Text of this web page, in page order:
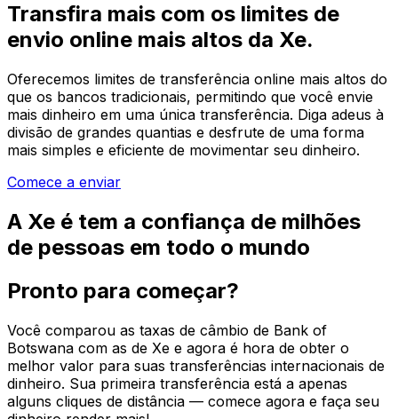
Transfira mais com os limites de
envio online mais altos da Xe.
Oferecemos limites de transferência online mais altos do
que os bancos tradicionais, permitindo que você envie
mais dinheiro em uma única transferência. Diga adeus à
divisão de grandes quantias e desfrute de uma forma
mais simples e eficiente de movimentar seu dinheiro.
Comece a enviar
A Xe é tem a confiança de milhões
de pessoas em todo o mundo
Pronto para começar?
Você comparou as taxas de câmbio de Bank of
Botswana com as de Xe e agora é hora de obter o
melhor valor para suas transferências internacionais de
dinheiro. Sua primeira transferência está a apenas
alguns cliques de distância — comece agora e faça seu